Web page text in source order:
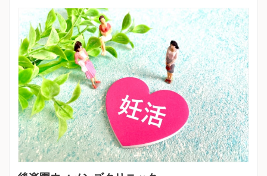
予約/ 優先
※受診前には必ずクリニックHPを確認、または直接お問い合わせ